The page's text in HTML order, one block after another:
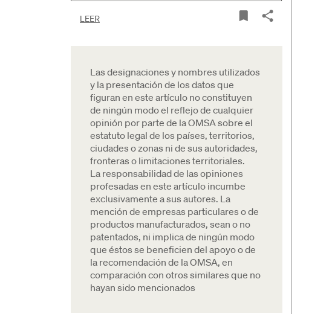
LEER
Las designaciones y nombres utilizados
y la presentación de los datos que
figuran en este artículo no constituyen
de ningún modo el reflejo de cualquier
opinión por parte de la OMSA sobre el
estatuto legal de los países, territorios,
ciudades o zonas ni de sus autoridades,
fronteras o limitaciones territoriales.
La responsabilidad de las opiniones
profesadas en este artículo incumbe
exclusivamente a sus autores. La
mención de empresas particulares o de
productos manufacturados, sean o no
patentados, ni implica de ningún modo
que éstos se beneficien del apoyo o de
la recomendación de la OMSA, en
comparación con otros similares que no
hayan sido mencionados